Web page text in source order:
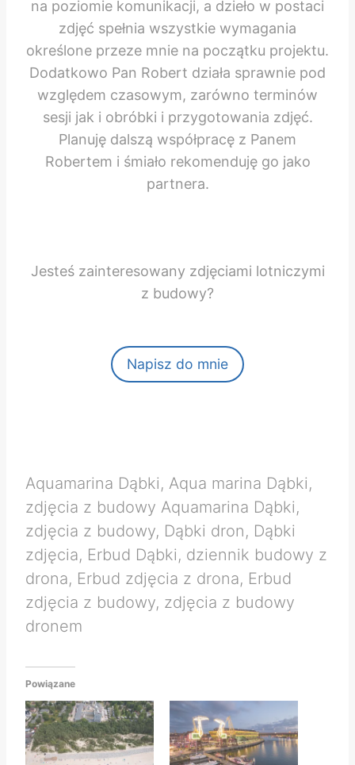
na poziomie komunikacji, a dzieło w postaci
zdjęć spełnia wszystkie wymagania
określone przeze mnie na początku projektu.
Dodatkowo Pan Robert działa sprawnie pod
względem czasowym, zarówno terminów
sesji jak i obróbki i przygotowania zdjęć.
Planuję dalszą współpracę z Panem
Robertem i śmiało rekomenduję go jako
partnera.
Jesteś zainteresowany zdjęciami lotniczymi
z budowy?
Napisz do mnie
Aquamarina Dąbki, Aqua marina Dąbki,
zdjęcia z budowy Aquamarina Dąbki,
zdjęcia z budowy, Dąbki dron, Dąbki
zdjęcia, Erbud Dąbki, dziennik budowy z
drona, Erbud zdjęcia z drona, Erbud
zdjęcia z budowy, zdjęcia z budowy
dronem
Powiązane